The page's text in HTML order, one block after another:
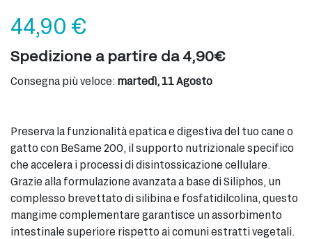
44,90 €
Spedizione a partire da 4,90€
Consegna più veloce: martedì, 11 Agosto
Preserva la funzionalità epatica e digestiva del tuo cane o
gatto con BeSame 200, il supporto nutrizionale specifico
che accelera i processi di disintossicazione cellulare.
Grazie alla formulazione avanzata a base di Siliphos, un
complesso brevettato di silibina e fosfatidilcolina, questo
mangime complementare garantisce un assorbimento
intestinale superiore rispetto ai comuni estratti vegetali.